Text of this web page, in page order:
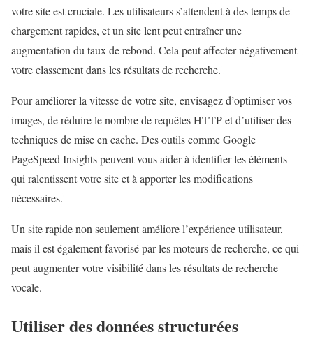
votre site est cruciale. Les utilisateurs s’attendent à des temps de
chargement rapides, et un site lent peut entraîner une
augmentation du taux de rebond. Cela peut affecter négativement
votre classement dans les résultats de recherche.
Pour améliorer la vitesse de votre site, envisagez d’optimiser vos
images, de réduire le nombre de requêtes HTTP et d’utiliser des
techniques de mise en cache. Des outils comme Google
PageSpeed Insights peuvent vous aider à identifier les éléments
qui ralentissent votre site et à apporter les modifications
nécessaires.
Un site rapide non seulement améliore l’expérience utilisateur,
mais il est également favorisé par les moteurs de recherche, ce qui
peut augmenter votre visibilité dans les résultats de recherche
vocale.
Utiliser des données structurées